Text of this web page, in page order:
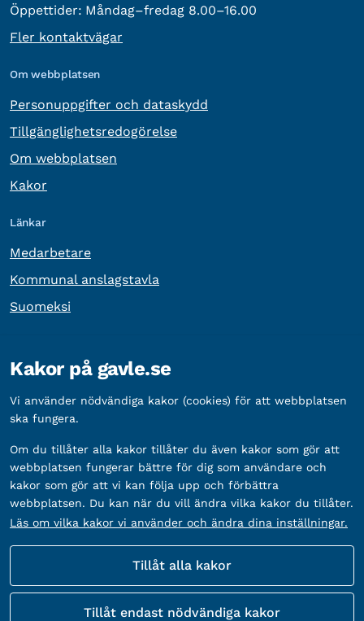
Öppettider: Måndag–fredag 8.00–16.00
Fler kontaktvägar
Om webbplatsen
Personuppgifter och dataskydd
Tillgänglighetsredogörelse
Om webbplatsen
Kakor
Länkar
Medarbetare
Kommunal anslagstavla
Suomeksi
Organisationsnummer: 212000-2338
Bankgironummer: 5888-2333
Fler sätt att följa oss
Kakor på gavle.se
Vi använder nödvändiga kakor (cookies) för att webbplatsen
ska fungera.
Om du tillåter alla kakor tillåter du även kakor som gör att
webbplatsen fungerar bättre för dig som användare och
kakor som gör att vi kan följa upp och förbättra
webbplatsen. Du kan när du vill ändra vilka kakor du tillåter.
Läs om vilka kakor vi använder och ändra dina inställningar.
Tillåt alla kakor
Tillåt endast nödvändiga kakor